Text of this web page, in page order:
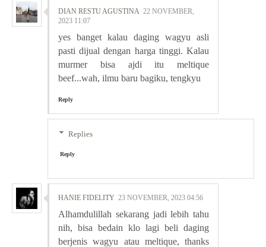
DIAN RESTU AGUSTINA 22 NOVEMBER,
2023 11:07
yes banget kalau daging wagyu asli
pasti dijual dengan harga tinggi. Kalau
murmer bisa ajdi itu meltique
beef...wah, ilmu baru bagiku, tengkyu
Reply
Replies
Reply
HANIE FIDELITY 23 NOVEMBER, 2023 04:56
Alhamdulillah sekarang jadi lebih tahu
nih, bisa bedain klo lagi beli daging
berjenis wagyu atau meltique, thanks